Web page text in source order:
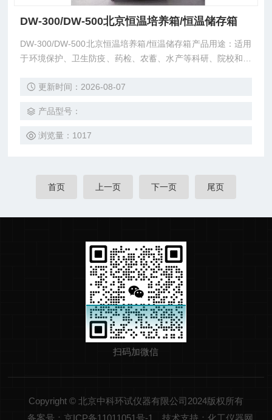
DW-300/DW-500北京恒温培养箱/恒温储存箱
DW-300/DW-500北京恒温培养箱/恒温储存箱产品用途：适用
于环境保护、卫生防疫、药检、农蓄、水产等科研、院校和生
养、保存、植物栽培、育种试验的专业恒温设备。
更新时间：2026-08-07
产品型号：
浏览量：1017
首页 上一页 下一页 尾页
扫码加微信
Copyright © 北京中科环试仪器有限公司2024版权所有